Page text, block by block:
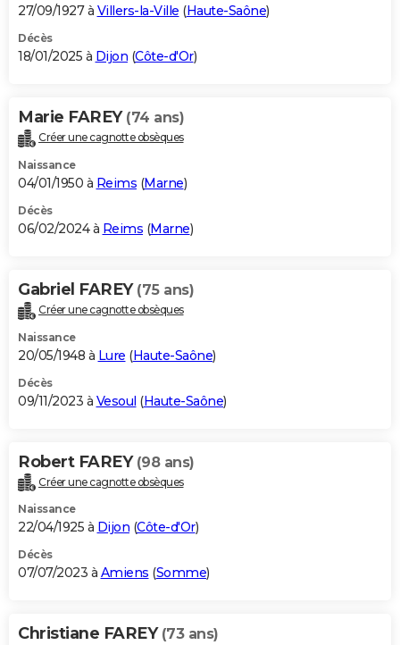
S'inscrire
Se connecter
Lycées
Collèges
Primaires
Universités
Entreprises
Service militaire
Avis de recherche
AVIS DE DÉCÈS
Bricolage
Lifestyle
Culture
Sport
Auto
Television
Voyage
Cinema
27/09/1927 à Villers-la-Ville (Haute-Saône)
Décès
18/01/2025 à Dijon (Côte-d'Or)
Marie FAREY (74 ans)
Créer une cagnotte obsèques
Naissance
04/01/1950 à Reims (Marne)
Décès
06/02/2024 à Reims (Marne)
Gabriel FAREY (75 ans)
Créer une cagnotte obsèques
Naissance
20/05/1948 à Lure (Haute-Saône)
Décès
09/11/2023 à Vesoul (Haute-Saône)
Robert FAREY (98 ans)
Créer une cagnotte obsèques
Naissance
22/04/1925 à Dijon (Côte-d'Or)
Décès
07/07/2023 à Amiens (Somme)
Christiane FAREY (73 ans)